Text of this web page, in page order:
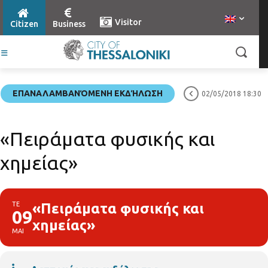
Citizen Business Visitor
ΕΠΑΝΑΛΑΜΒΑΝΌΜΕΝΗ ΕΚΔΉΛΩΣΗ 02/05/2018 18:30
«Πειράματα φυσικής και
χημείας»
ΤΕ
09
ΜΑΙ
«Πειράματα φυσικής και
χημείας»